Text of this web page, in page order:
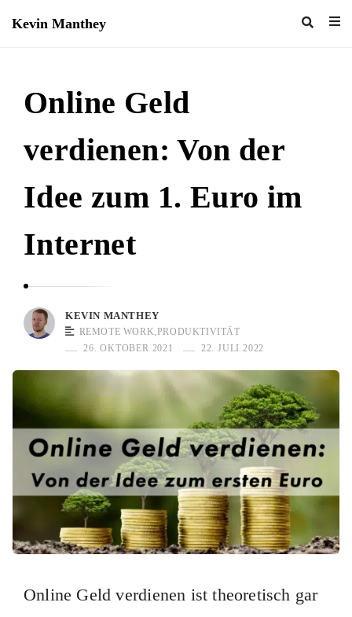
Kevin Manthey
Online Geld
verdienen: Von der
Idee zum 1. Euro im
Internet
KEVIN MANTHEY
REMOTE WORK PRODUKTIVITÄT
26. OKTOBER 2021
22. JULI 2022
Online Geld verdienen ist theoretisch gar